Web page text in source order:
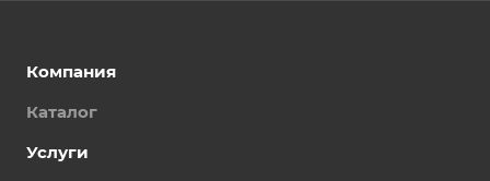
Компания
Каталог
Услуги